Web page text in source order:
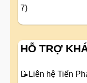
7)
HỖ TRỢ
📝 Liên hệ Tiến